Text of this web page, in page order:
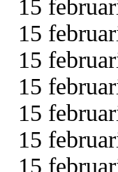
15
15
15
15
15
15
15